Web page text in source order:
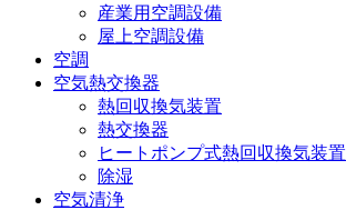
産業用空調設備
屋上空調設備
空調
空気熱交換器
熱回収換気装置
熱交換器
ヒートポンプ式熱回収換気装置
除湿
空気清浄